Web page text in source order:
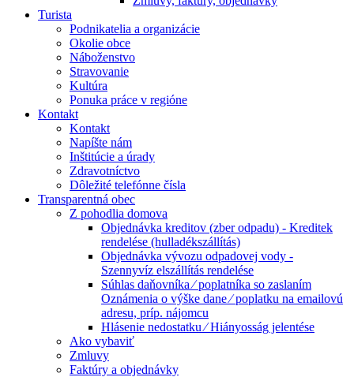
Turista
Podnikatelia a organizácie
Okolie obce
Náboženstvo
Stravovanie
Kultúra
Ponuka práce v regióne
Kontakt
Kontakt
Napíšte nám
Inštitúcie a úrady
Zdravotníctvo
Dôležité telefónne čísla
Transparentná obec
Z pohodlia domova
Objednávka kreditov (zber odpadu) - Kreditek
rendelése (hulladékszállítás)
Objednávka vývozu odpadovej vody -
Szennyvíz elszállítás rendelése
Súhlas daňovníka ⁄ poplatníka so zaslaním
Oznámenia o výške dane ⁄ poplatku na emailovú
adresu, príp. nájomcu
Hlásenie nedostatku ⁄ Hiányosság jelentése
Ako vybaviť
Zmluvy
Faktúry a objednávky